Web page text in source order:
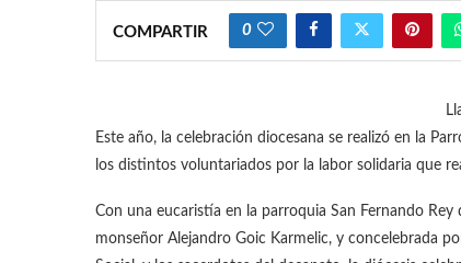
COMPARTIR 0
Este año, la celebración diocesana se realizó en la
los distintos voluntariados por la labor solidaria que
Con una eucaristía en la parroquia San Fernando
monseñor Alejandro Goic Karmelic, y concelebrada